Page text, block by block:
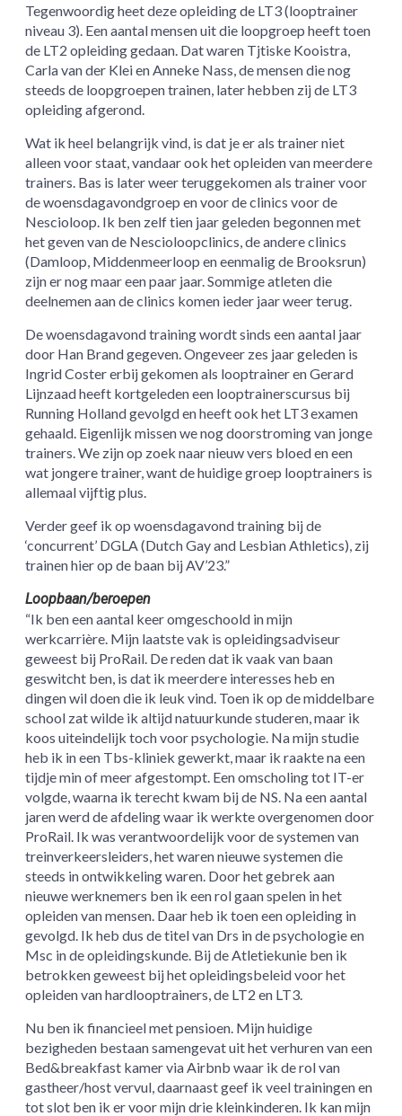
Tegenwoordig heet deze opleiding de LT3 (looptrainer
niveau 3). Een aantal mensen uit die loopgroep heeft toen
de LT2 opleiding gedaan. Dat waren Tjtiske Kooistra,
Carla van der Klei en Anneke Nass, de mensen die nog
steeds de loopgroepen trainen, later hebben zij de LT3
opleiding afgerond.
Wat ik heel belangrijk vind, is dat je er als trainer niet
alleen voor staat, vandaar ook het opleiden van meerdere
trainers. Bas is later weer teruggekomen als trainer voor
de woensdagavondgroep en voor de clinics voor de
Nescioloop. Ik ben zelf tien jaar geleden begonnen met
het geven van de Nescioloopclinics, de andere clinics
(Damloop, Middenmeerloop en eenmalig de Brooksrun)
zijn er nog maar een paar jaar. Sommige atleten die
deelnemen aan de clinics komen ieder jaar weer terug.
De woensdagavond training wordt sinds een aantal jaar
door Han Brand gegeven. Ongeveer zes jaar geleden is
Ingrid Coster erbij gekomen als looptrainer en Gerard
Lijnzaad heeft kortgeleden een looptrainerscursus bij
Running Holland gevolgd en heeft ook het LT3 examen
gehaald. Eigenlijk missen we nog doorstroming van jonge
trainers. We zijn op zoek naar nieuw vers bloed en een
wat jongere trainer, want de huidige groep looptrainers is
allemaal vijftig plus.
Verder geef ik op woensdagavond training bij de
‘concurrent’ DGLA (Dutch Gay and Lesbian Athletics), zij
trainen hier op de baan bij AV’23.”
Loopbaan/beroepen
“Ik ben een aantal keer omgeschoold in mijn
werkcarrière. Mijn laatste vak is opleidingsadviseur
geweest bij ProRail. De reden dat ik vaak van baan
geswitcht ben, is dat ik meerdere interesses heb en
dingen wil doen die ik leuk vind. Toen ik op de middelbare
school zat wilde ik altijd natuurkunde studeren, maar ik
koos uiteindelijk toch voor psychologie. Na mijn studie
heb ik in een Tbs-kliniek gewerkt, maar ik raakte na een
tijdje min of meer afgestompt. Een omscholing tot IT-er
volgde, waarna ik terecht kwam bij de NS. Na een aantal
jaren werd de afdeling waar ik werkte overgenomen door
ProRail. Ik was verantwoordelijk voor de systemen van
treinverkeersleiders, het waren nieuwe systemen die
steeds in ontwikkeling waren. Door het gebrek aan
nieuwe werknemers ben ik een rol gaan spelen in het
opleiden van mensen. Daar heb ik toen een opleiding in
gevolgd. Ik heb dus de titel van Drs in de psychologie en
Msc in de opleidingskunde. Bij de Atletiekunie ben ik
betrokken geweest bij het opleidingsbeleid voor het
opleiden van hardlooptrainers, de LT2 en LT3.
Nu ben ik financieel met pensioen. Mijn huidige
bezigheden bestaan samengevat uit het verhuren van een
Bed&breakfast kamer via Airbnb waar ik de rol van
gastheer/host vervul, daarnaast geef ik veel trainingen en
tot slot ben ik er voor mijn drie kleinkinderen. Ik kan mijn